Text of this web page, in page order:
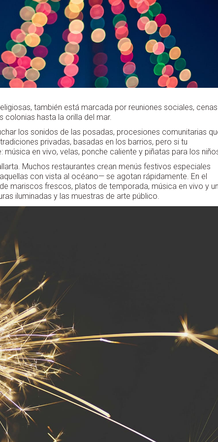
también está marcada por reuniones sociales, cenas
colonias hasta la orilla del mar.
los sonidos de las posadas, procesiones comunitarias
privadas, basadas en los barrios, pero si tu
en vivo, velas, ponche caliente y piñatas para los
Muchos restaurantes crean menús festivos especiales
con vista al océano— se agotan rápidamente. En el
mariscos frescos, platos de temporada, música en vivo y un
iluminadas y las muestras de arte público.